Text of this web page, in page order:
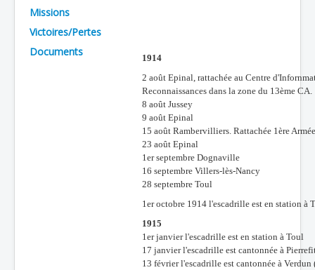
Formation
Doctrines
Missions
Victoires/Pertes
Documents
1914
2 août Epinal, rattachée au Centre
Reconnaissances dans la zone du 13ème CA.
8 août Jussey
9 août Epinal
15 août Rambervilliers. Rattachée 1ère
23 août Epinal
1er septembre Dognaville
16 septembre Villers-lès-Nancy
28 septembre Toul
1er octobre 1914 l'escadrille est en station à
1915
1er janvier l'escadrille est en station à Toul
17 janvier l'escadrille est cantonnée à
13 février l'escadrille est cantonnée à Verdun